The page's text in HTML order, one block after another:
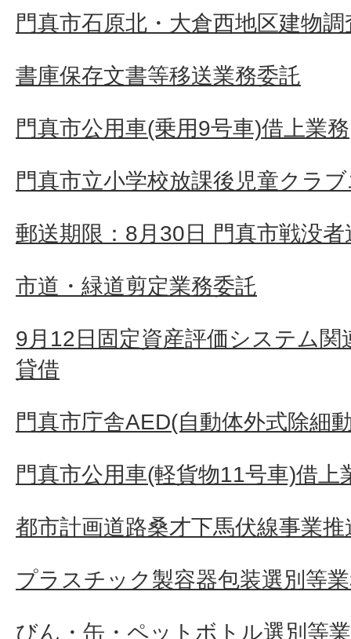
門真市石原北・大倉西地区建物
書庫保存文書等移送業務委託
門真市公用車(乗用9号車)借上業務
門真市立小学校放課後児童クラ
郵送期限：8月30日 門真市戦没
市道・緑道剪定業務委託
9月12日固定資産評価システム関
貸借
門真市庁舎AED(自動体外式除細
門真市公用車(軽貨物11号車)借上
都市計画道路桑才下馬伏線事業
プラスチック製容器包装選別等
びん・缶・ペットボトル選別等